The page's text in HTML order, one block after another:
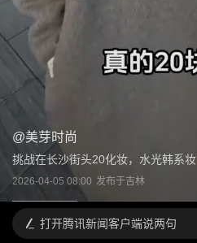
@美芽时尚
挑战在长沙街头20化妆，水光韩系妆
2026-04-05 08:00 发布于吉林
打开腾讯新闻客户端说两句